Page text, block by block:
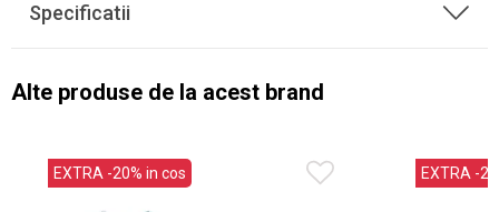
Specificatii
Alte produse de la acest brand
EXTRA -20% in cos EXTRA -